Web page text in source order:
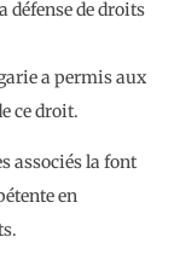
défense de droits
a permis aux
ce droit.
associés la font
en